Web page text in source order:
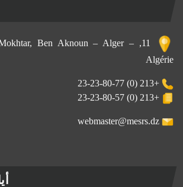
Mokhtar, Ben Aknoun – Alger –
Algérie
+213 (0) 23-23-80-77
+213 (0) 23-23-80-57
webmaster@mesrs.dz